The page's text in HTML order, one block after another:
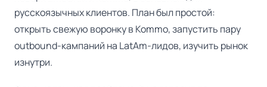
русскоязычных клиентов. План был простой:
открыть свежую воронку в Kommo, запустить пару
outbound-кампаний на LatAm-лидов, изучить рынок
изнутри.